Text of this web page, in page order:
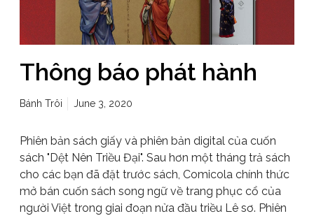
Thông báo phát hành
Bánh Trôi June 3, 2020
Phiên bản sách giấy và phiên bản digital của cuốn
sách "Dệt Nên Triều Đại". Sau hơn một tháng trả sách
cho các bạn đã đặt trước sách, Comicola chính thức
mở bán cuốn sách song ngữ về trang phục cổ của
người Việt trong giai đoạn nửa đầu triều Lê sơ. Phiên